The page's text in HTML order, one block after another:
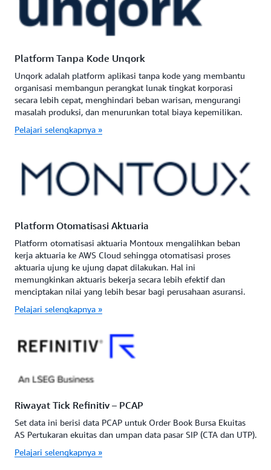
Platform Tanpa Kode Unqork
Unqork adalah platform aplikasi tanpa kode yang membantu
organisasi membangun perangkat lunak tingkat korporasi
secara lebih cepat, menghindari beban warisan, mengurangi
masalah produksi, dan menurunkan total biaya kepemilikan.
Pelajari selengkapnya »
Platform Otomatisasi Aktuaria
Platform otomatisasi aktuaria Montoux mengalihkan beban
kerja aktuaria ke AWS Cloud sehingga otomatisasi proses
aktuaria ujung ke ujung dapat dilakukan. Hal ini
memungkinkan aktuaris bekerja secara lebih efektif dan
menciptakan nilai yang lebih besar bagi perusahaan asuransi.
Pelajari selengkapnya »
Riwayat Tick Refinitiv – PCAP
Set data ini berisi data PCAP untuk Order Book Bursa Ekuitas
AS Pertukaran ekuitas dan umpan data pasar SIP (CTA dan UTP).
Pelajari selengkapnya »